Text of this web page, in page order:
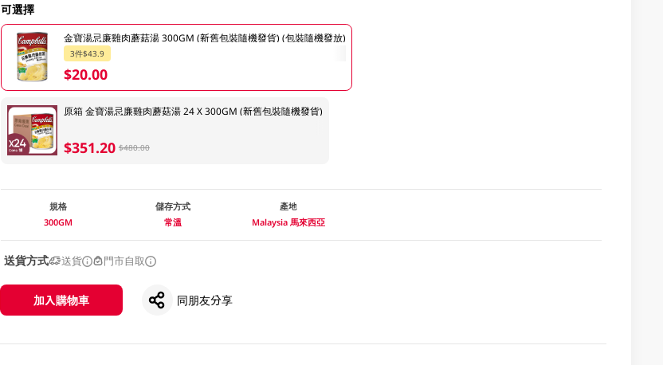
可選擇
金寶湯忌廉雞肉蘑菇湯 300GM (新舊包裝隨機發貨) (包裝隨機發放)
3件$43.9
$20.00
原箱 金寶湯忌廉雞肉蘑菇湯 24 X 300GM (新舊包裝隨機發貨)
$351.20 $480.00
規格
300GM
儲存方式
常溫
產地
Malaysia 馬來西亞
送貨方式 送貨 門市自取
加入購物車 同朋友分享